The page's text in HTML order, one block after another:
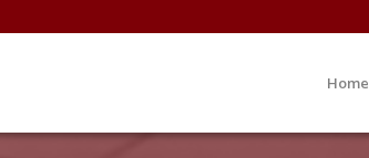
Home